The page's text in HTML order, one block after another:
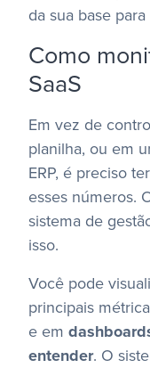
da sua base
Como
SaaS
Em vez de
planilha, ou em
ERP, é preciso
esses números.
sistema de
isso.
Você pode
principais
e em
entender. O